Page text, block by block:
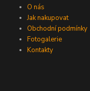
O nás
Jak nakupovat
Obchodní podmínky
Fotogalerie
Kontakty